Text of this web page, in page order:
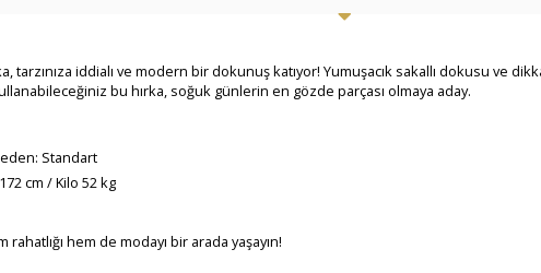
tarzınıza iddialı ve modern bir dokunuş katıyor! Yumuşacık sakallı dokusu ve
bu hırka, soğuk günlerin en gözde parçası olmaya aday.
Standart
cm / Kilo 52 kg
rahatlığı hem de modayı bir arada yaşayın!